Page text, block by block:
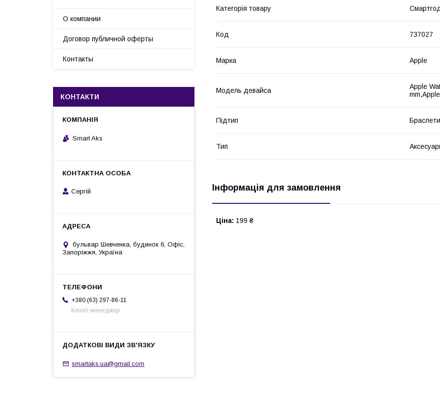
Категорія товару
Код 737027
Марка Apple
Модель девайса
Apple
Підтип Браслети
Тип
Інформація для замовлення
Ціна: 199 ₴
О компании
Договор публичной оферты
Контакты
КОНТАКТИ
Smart Aks
Cергій
бульвар Шевченка, будинок 6, Офіс,
Запоріжжя, Україна
+380 (63) 297-86-11
Клієнт-менеджер
smartaks.ua@gmail.com